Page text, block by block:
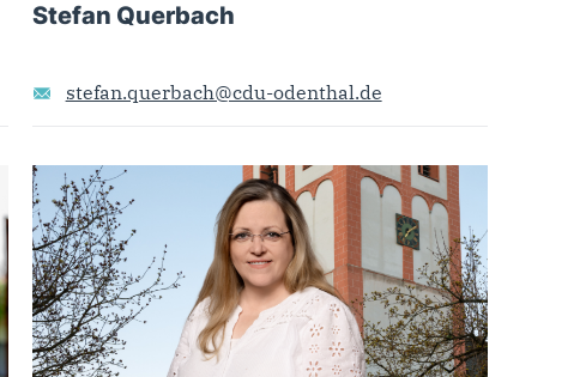
Stefan Querbach
stefan.querbach@cdu-odenthal.de